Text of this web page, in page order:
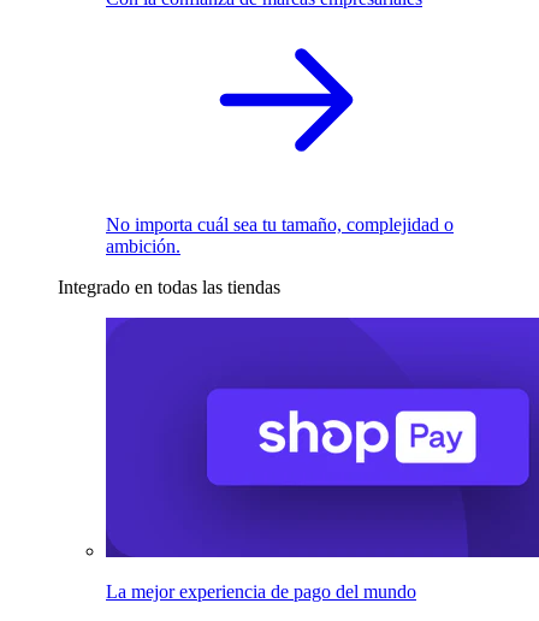
No importa cuál sea tu tamaño, complejidad o
ambición.
Integrado en todas las tiendas
La mejor experiencia de pago del mundo